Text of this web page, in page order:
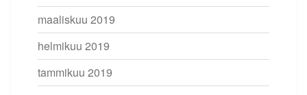
maaliskuu 2019
helmikuu 2019
tammikuu 2019